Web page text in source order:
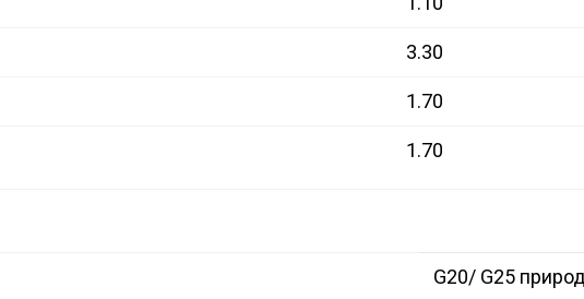
3.30
1.70
1.70
G20/ G25